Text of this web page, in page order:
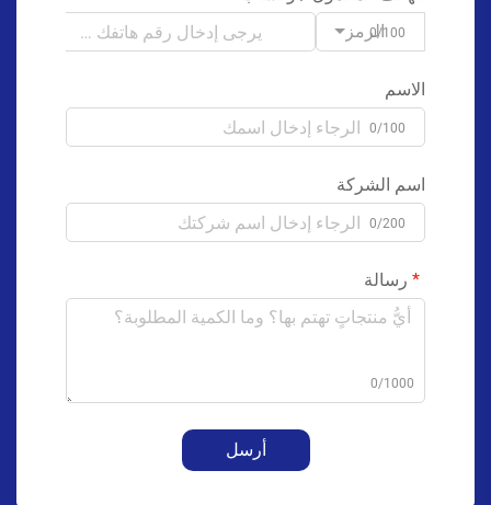
الرمز0/100
الاسم
0/100
اسم الشركة
0/200
رسالة
0/1000
أرسل